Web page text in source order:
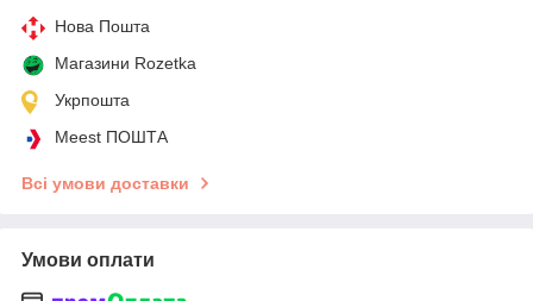
Нова Пошта
Магазини Rozetka
Укрпошта
Meest ПОШТА
Всі умови доставки
Умови оплати